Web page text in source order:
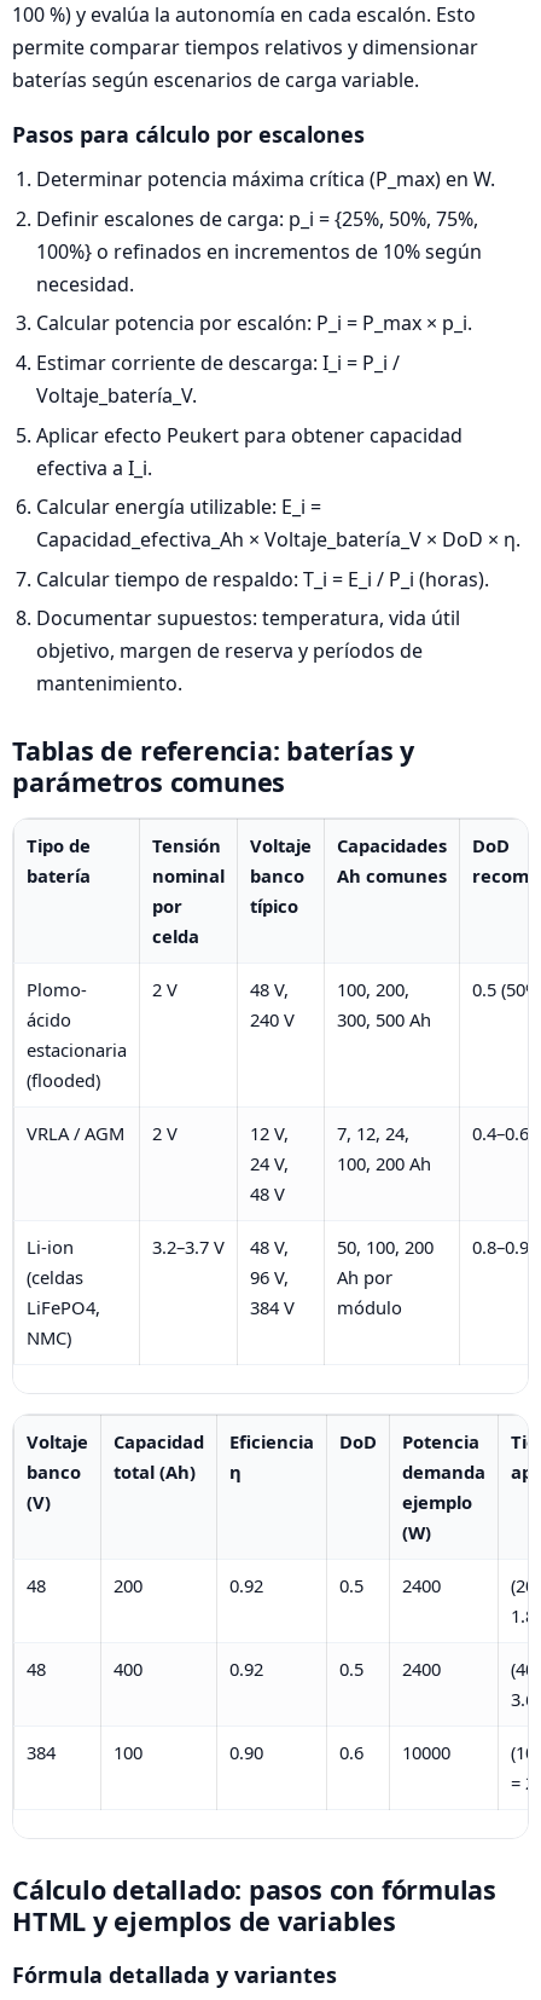
100 %) y evalúa la autonomía en cada escalón. Esto
permite comparar tiempos relativos y dimensionar
baterías según escenarios de carga variable.
Pasos para cálculo por escalones
Determinar potencia máxima crítica (P_max) en W.
Definir escalones de carga: p_i = {25%, 50%, 75%,
100%} o refinados en incrementos de 10% según
necesidad.
Calcular potencia por escalón: P_i = P_max × p_i.
Estimar corriente de descarga: I_i = P_i /
Voltaje_batería_V.
Aplicar efecto Peukert para obtener capacidad
efectiva a I_i.
Calcular energía utilizable: E_i =
Capacidad_efectiva_Ah × Voltaje_batería_V × DoD × η.
Calcular tiempo de respaldo: T_i = E_i / P_i (horas).
Documentar supuestos: temperatura, vida útil
objetivo, margen de reserva y períodos de
mantenimiento.
Tablas de referencia: baterías y
parámetros comunes
Tipo de
batería
Tensión
nominal
por
celda
Voltaje
banco
típico
Capacidades
Ah comunes
DoD
Plomo-
ácido
estacionaria
(flooded)
2 V
48 V,
240 V
100, 200,
300, 500 Ah
0.5
VRLA / AGM 2 V
12 V,
24 V,
48 V
7, 12, 24,
100, 200 Ah
0.4–0.6
Li-ion
(celdas
LiFePO4,
NMC)
3.2–3.7 V
48 V,
96 V,
384 V
50, 100, 200
Ah por
módulo
0.8–0.9
Voltaje
banco
(V)
Capacidad
total (Ah)
Eficiencia
η
DoD
Potencia
demanda
ejemplo
(W)
48 200 0.92 0.5 2400
48 400 0.92 0.5 2400
384 100 0.90 0.6 10000
=
Cálculo detallado: pasos con fórmulas
HTML y ejemplos de variables
Fórmula detallada y variantes